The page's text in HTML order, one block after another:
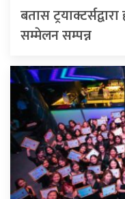
बतास
सम्मेलन सम्पन्न